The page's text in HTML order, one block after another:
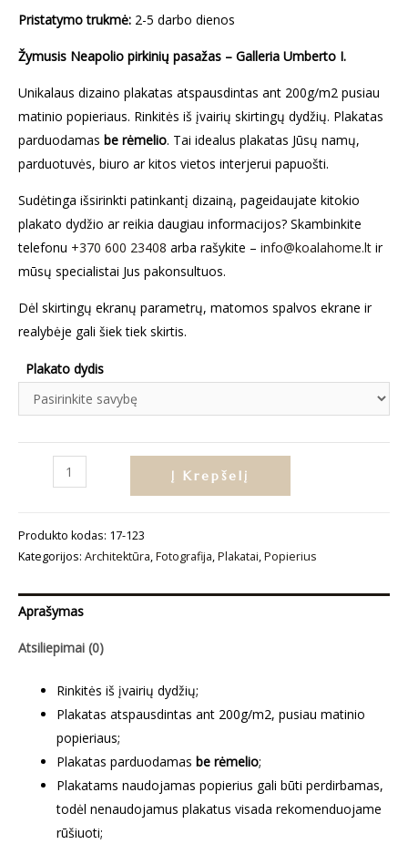
Pristatymo trukmė: 2-5 darbo dienos
Žymusis Neapolio pirkinių pasažas – Galleria Umberto I.
Unikalaus dizaino plakatas atspausdintas ant 200g/m2 pusiau
matinio popieriaus. Rinkitės iš įvairių skirtingų dydžių. Plakatas
parduodamas be rėmelio. Tai idealus plakatas Jūsų namų,
parduotuvės, biuro ar kitos vietos interjerui papuošti.
Sudėtinga išsirinkti patinkantį dizainą, pageidaujate kitokio
plakato dydžio ar reikia daugiau informacijos? Skambinkite
telefonu +370 600 23408 arba rašykite – info@koalahome.lt ir
mūsų specialistai Jus pakonsultuos.
Dėl skirtingų ekranų parametrų, matomos spalvos ekrane ir
realybėje gali šiek tiek skirtis.
Plakato dydis
produkto
„Galleria
Umberto
Į Krepšelį
Produkto kodas: 17-123
Kategorijos: Architektūra,Fotografija,Plakatai,Popierius
Aprašymas
Atsiliepimai (0)
Rinkitės iš įvairių dydžių;
Plakatas atspausdintas ant 200g/m2, pusiau matinio
popieriaus;
Plakatas parduodamas be rėmelio;
Plakatams naudojamas popierius gali būti perdirbamas,
todėl nenaudojamus plakatus visada rekomenduojame
rūšiuoti;